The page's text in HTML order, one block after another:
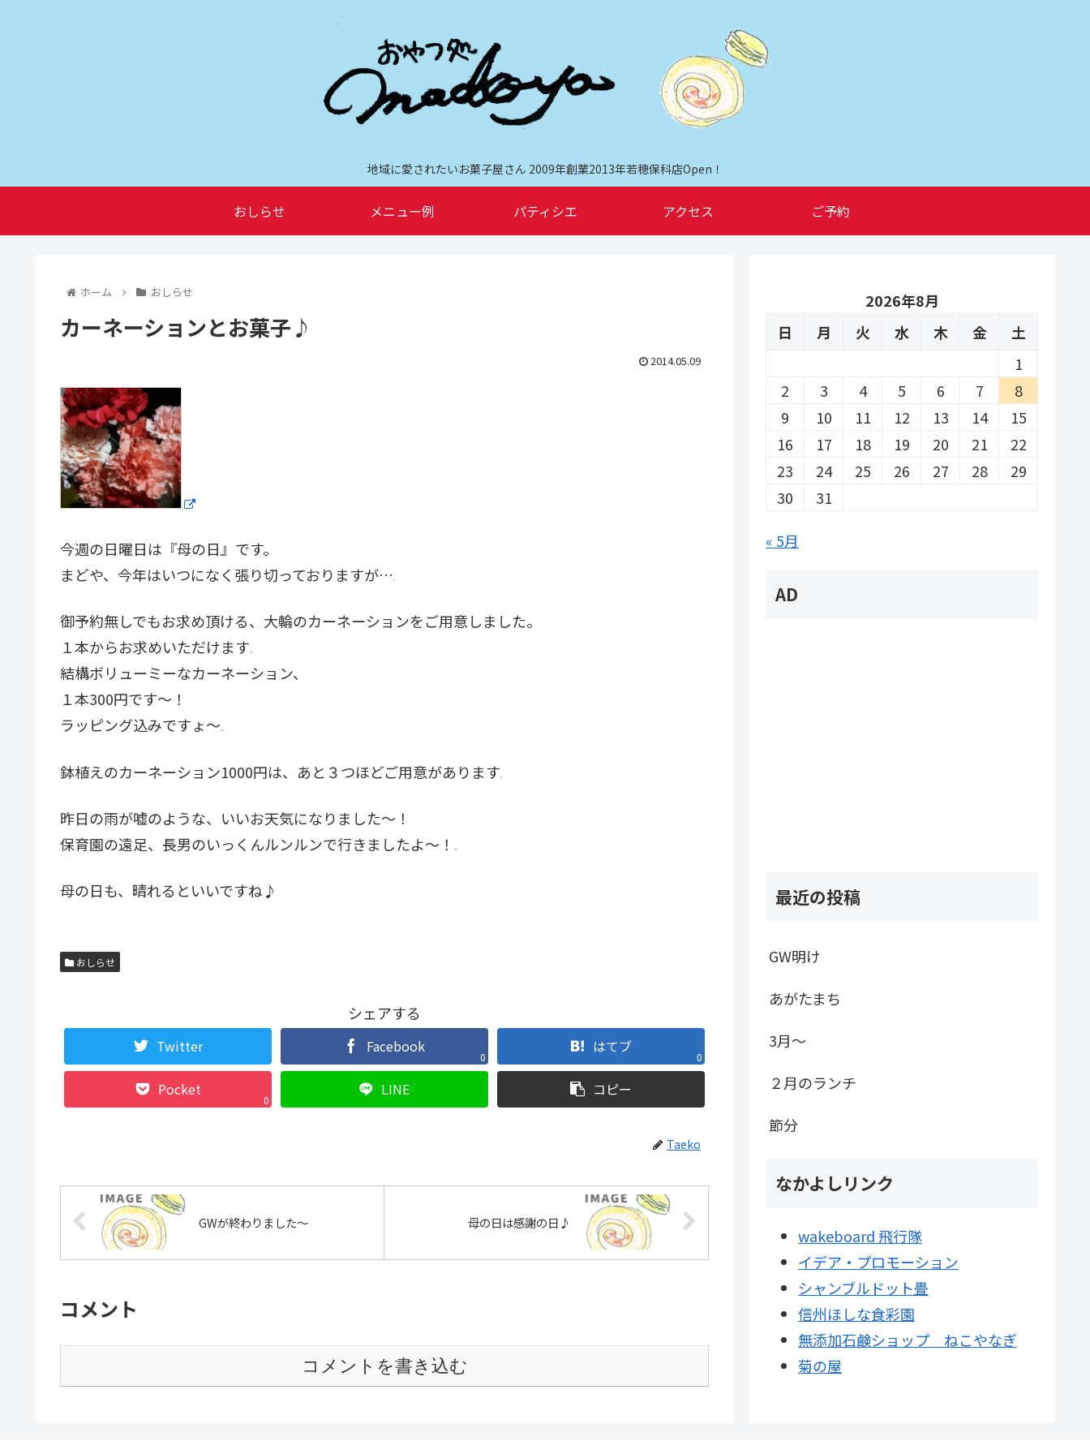
地域に愛されたいお菓子屋さん 2009年創業2013年若穂保科店Open！
おしらせ メニュー例 パティシエ アクセス ご予約
ホーム おしらせ
カーネーションとお菓子♪
2014.05.09
今週の日曜日は『母の日』です。
まどや、今年はいつになく張り切っておりますが…
御予約無しでもお求め頂ける、大輪のカーネーションをご用意しました。
１本からお求めいただけます
結構ボリューミーなカーネーション、
１本300円です〜！
ラッピング込みですょ〜
鉢植えのカーネーション1000円は、あと３つほどご用意があります
昨日の雨が嘘のような、いいお天気になりました〜！
保育園の遠足、長男のいっくんルンルンで行きましたよ〜！
母の日も、晴れるといいですね♪
おしらせ
シェアする
Twitter Facebook
0
はてブ
0
Pocket
0
LINE コピー
Taeko
GWが終わりました〜 母の日は感謝の日♪
コメント
コメントを書き込む
2026年8月
日
月 火 水 木 金
土
1
2
3 4 5 6 7
8
9
10 11 12 13 14
15
16
17 18 19 20 21
22
23
24 25 26 27 28
29
30
31
« 5月
AD
最近の投稿
GW明け
あがたまち
3月～
２月のランチ
節分
なかよしリンク
wakeboard 飛行隊
イデア・プロモーション
シャンブルドット畳
信州ほしな食彩園
無添加石鹸ショップ ねこやなぎ
菊の屋